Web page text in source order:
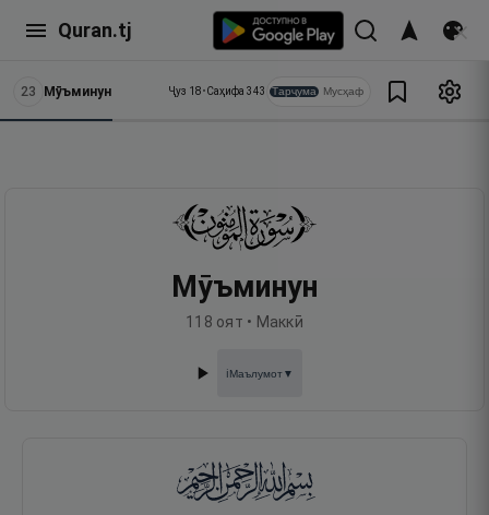
Quran.tj
23 Мӯъминун Ҷуз 18•Саҳифа 343 Тарҷума Мусҳаф
Мӯъминун
118 оят • Маккӣ
ℹ️Маълумот▼